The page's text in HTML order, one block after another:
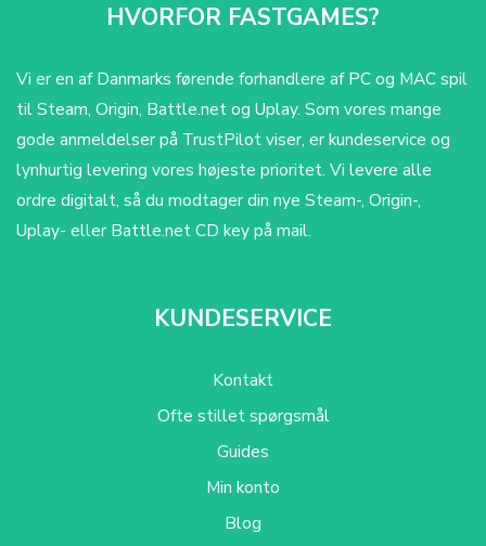
HVORFOR FASTGAMES?
Vi er en af Danmarks førende forhandlere af PC og MAC spil
til Steam, Origin, Battle.net og Uplay. Som vores mange
gode anmeldelser på TrustPilot viser, er kundeservice og
lynhurtig levering vores højeste prioritet. Vi levere alle
ordre digitalt, så du modtager din nye Steam-, Origin-,
Uplay- eller Battle.net CD key på mail.
KUNDESERVICE
Kontakt
Ofte stillet spørgsmål
Guides
Min konto
Blog